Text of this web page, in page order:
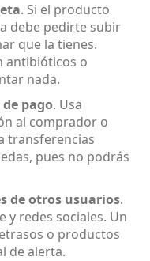
. Si el producto
debe pedirte subir
que la tienes.
antibióticos o
nada.
pago. Usa
al comprador o
transferencias
pues no podrás
de otros usuarios.
y redes sociales. Un
o productos
de alerta.